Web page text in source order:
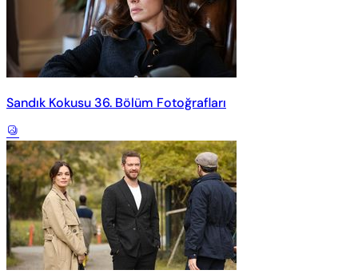
Sandık Kokusu 36. Bölüm Fotoğrafları